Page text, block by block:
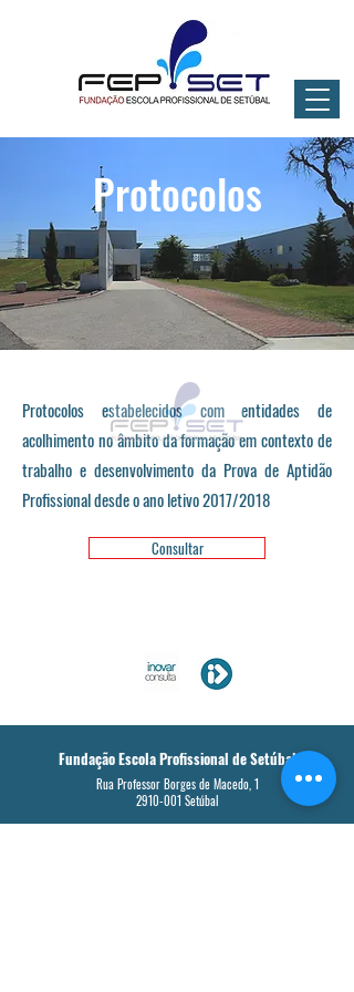
Protocolos
Protocolos estabelecidos com entidades de
acolhimento no âmbito da formação em contexto de
trabalho e desenvolvimento da Prova de Aptidão
Profissional desde o ano letivo 2017/2018
Consultar
Fundação Escola Profissional de Setúbal
Rua Professor Borges de Macedo, 1
2910-001 Setúbal